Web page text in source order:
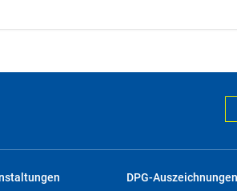
DPG-Auszeichnungen